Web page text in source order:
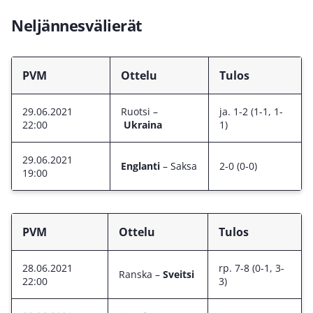
Neljännesvälierät
PVM Ottelu Tulos
29.06.2021
22:00
Ruotsi –
Ukraina
ja. 1-2 (1-1, 1-
1)
29.06.2021
19:00
Englanti – Saksa 2-0 (0-0)
PVM Ottelu Tulos
28.06.2021
22:00
Ranska – Sveitsi
rp. 7-8 (0-1, 3-
3)